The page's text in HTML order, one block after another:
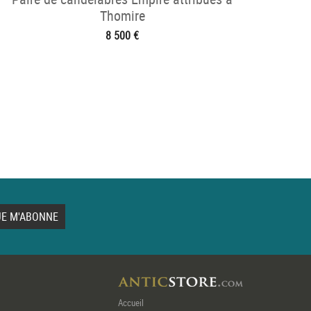
Thomire
8 500 €
Accueil